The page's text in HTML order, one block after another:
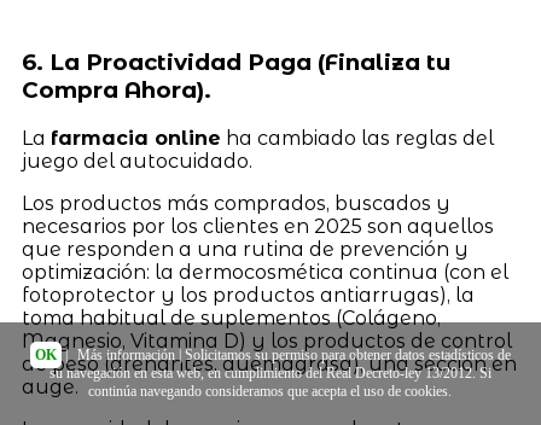
6. La Proactividad Paga (Finaliza tu
Compra Ahora).
La farmacia online ha cambiado las reglas del
juego del autocuidado.
Los productos más comprados, buscados y
necesarios por los clientes en 2025 son aquellos
que responden a una rutina de prevención y
optimización: la dermocosmética continua (con el
fotoprotector y los productos antiarrugas), la
toma habitual de suplementos (Colágeno,
Magnesio, Vitamina D) y los productos de control
de peso (drenantes, quemagrasa), una sección en
auge.
OK | Más información| Solicitamos su permiso para obtener datos estadísticos de
su navegación en esta web, en cumplimiento del Real Decreto-ley 13/2012. Si
continúa navegando consideramos que acepta el uso de cookies.